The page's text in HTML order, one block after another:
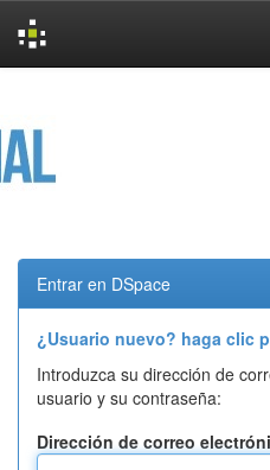
Entrar en DSpace
¿Usuario nuevo? haga clic
Introduzca su dirección de
usuario y su contraseña:
Dirección de correo